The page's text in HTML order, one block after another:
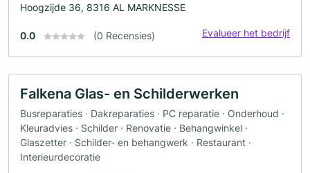
Hoogzijde 36, 8316 AL MARKNESSE
0.0 (0 Recensies) Evalueer het bedrijf
Falkena Glas- en Schilderwerken
Busreparaties · Dakreparaties · PC reparatie · Onderhoud ·
Kleuradvies · Schilder · Renovatie · Behangwinkel ·
Glaszetter · Schilder- en behangwerk · Restaurant ·
Interieurdecoratie